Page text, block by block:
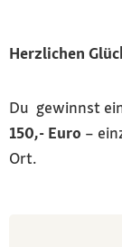
Herzlichen
Du gewinnst
150,- Euro –
Ort.